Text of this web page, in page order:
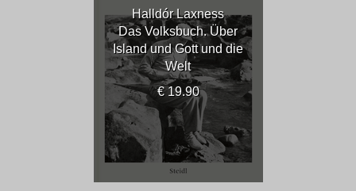
Halldór Laxness
Das Volksbuch. Über
Island und Gott und die
Welt
€ 19.90